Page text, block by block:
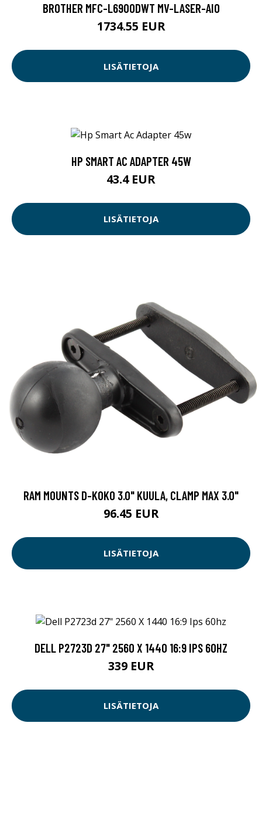
BROTHER MFC-L6900DWT MV-LASER-AIO
1734.55 EUR
LISÄTIETOJA
HP SMART AC ADAPTER 45W
43.4 EUR
LISÄTIETOJA
RAM MOUNTS D-KOKO 3.0" KUULA, CLAMP MAX 3.0"
96.45 EUR
LISÄTIETOJA
DELL P2723D 27" 2560 X 1440 16:9 IPS 60HZ
339 EUR
LISÄTIETOJA